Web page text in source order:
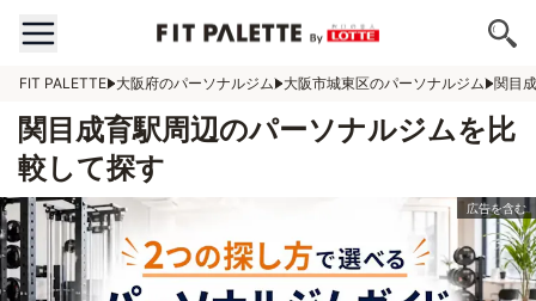
FIT PALETTE 大阪府のパーソナルジム 大阪市城東区のパーソナルジム 関目
関目成育駅周辺のパーソナルジムを比
較して探す